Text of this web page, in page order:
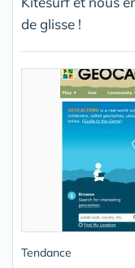
de glisse !
Tendance